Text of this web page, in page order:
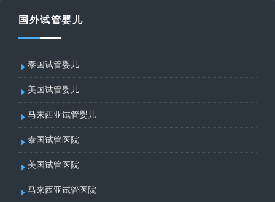
国外试管婴儿
泰国试管婴儿
美国试管婴儿
马来西亚试管婴儿
泰国试管医院
美国试管医院
马来西亚试管医院